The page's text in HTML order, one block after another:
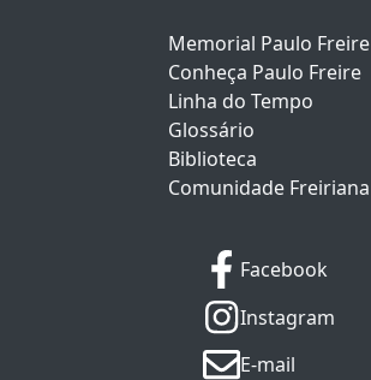
Memorial Paulo Freire
Conheça Paulo Freire
Linha do Tempo
Glossário
Biblioteca
Comunidade Freiriana
Facebook
Instagram
E-mail